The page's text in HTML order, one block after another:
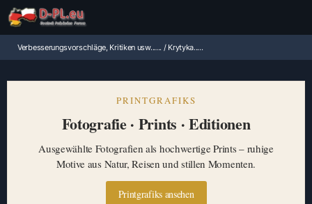
Verbesserungsvorschläge, Kritiken usw...... / Krytyka.....
PRINTGRAFIKS
Fotografie · Prints · Editionen
Ausgewählte Fotografien als hochwertige Prints – ruhige
Motive aus Natur, Reisen und stillen Momenten.
Printgrafiks ansehen